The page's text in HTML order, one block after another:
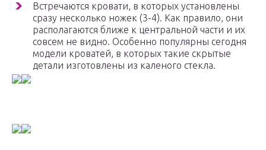
Встречаются кровати, в которых установлены
сразу несколько ножек (3-4). Как правило, они
располагаются ближе к центральной части и их
совсем не видно. Особенно популярны сегодня
модели кроватей, в которых такие скрытые
детали изготовлены из каленого стекла.